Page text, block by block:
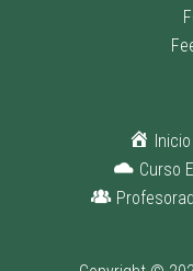
Inicio
Curso